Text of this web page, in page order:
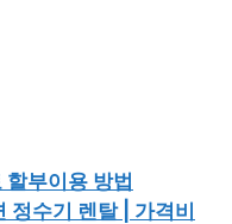
부이용 방법
정수기 렌탈 | 가격비